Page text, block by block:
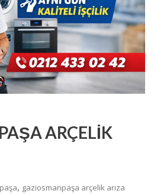
ARÇELİK
, gaziosmanpaşa arçelik arıza